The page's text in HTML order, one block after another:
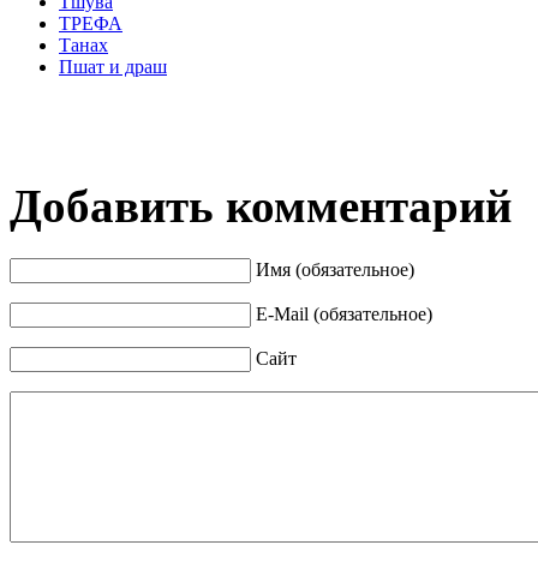
ТРЕФА
Танах
Пшат и драш
Добавить комментарий
Имя (обязательное)
E-Mail (обязательное)
Сайт